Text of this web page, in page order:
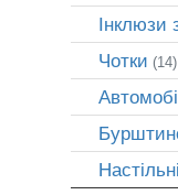
Інклюзи
Чотки (14)